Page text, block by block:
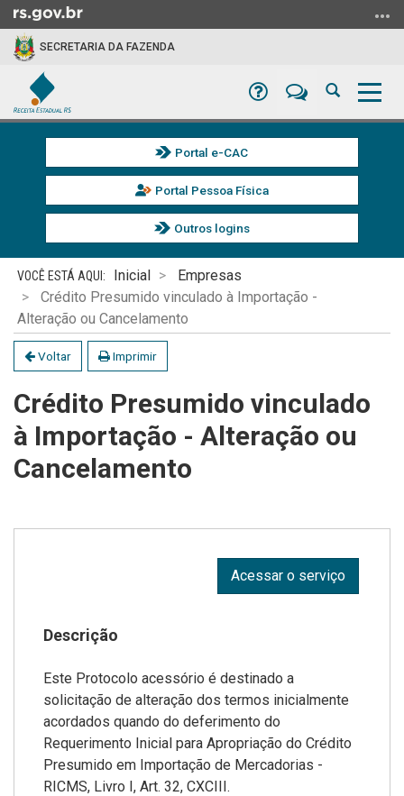
para
conteúdo
para
SECRETARIA DA FAZENDA
Abrir
Suporte
Dúvidas
Portal e-CAC
Portal Pessoa Física
Outros logins
Início
conteúdo
Inicial
Empresas
Crédito Presumido vinculado à Importação -
Alteração ou Cancelamento
Voltar Imprimir
Crédito Presumido vinculado
à Importação - Alteração ou
Cancelamento
Acessar o serviço
Descrição
Este Protocolo acessório é destinado a
solicitação de alteração dos termos inicialmente
acordados quando do deferimento do
Requerimento Inicial para Apropriação do Crédito
Presumido em Importação de Mercadorias -
RICMS, Livro I, Art. 32, CXCIII.